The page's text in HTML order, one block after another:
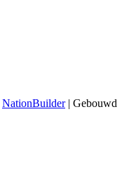
NationBuilder| Gebouwd